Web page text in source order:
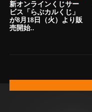
新オンラインくじサー
ビス「らぶカルくじ」
が8月18日（火）より販
売開始..